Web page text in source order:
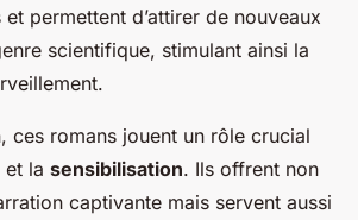
permettent d’attirer de nouveaux
scientifique, stimulant ainsi la
ces romans jouent un rôle crucial
et la sensibilisation. Ils offrent non
captivante mais servent aussi